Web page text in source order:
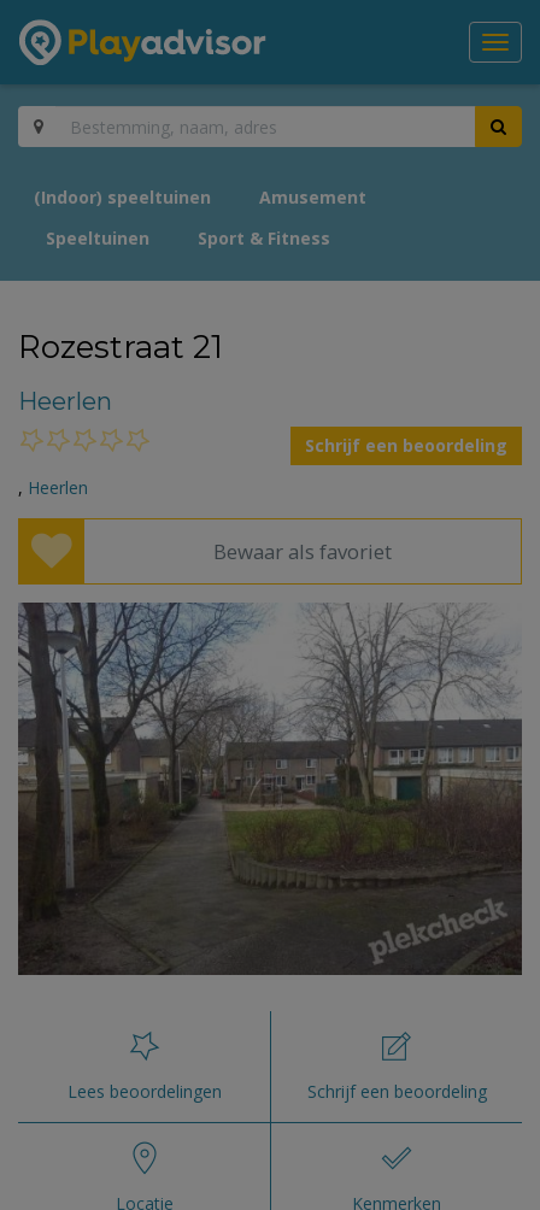
(Indoor) speeltuinen
Amusement
Speeltuinen
Sport & Fitness
Rozestraat 21
Heerlen
Schrijf een beoordeling
, Heerlen
Bewaar als favoriet
Lees beoordelingen Schrijf een beoordeling
Locatie Kenmerken